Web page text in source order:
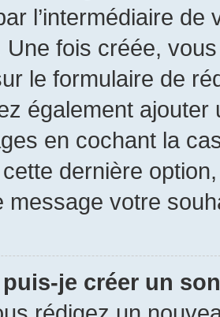
l’intermédiaire
Une fois créée,
le formulaire de
également
en cochant la
dernière
message votre
je créer un